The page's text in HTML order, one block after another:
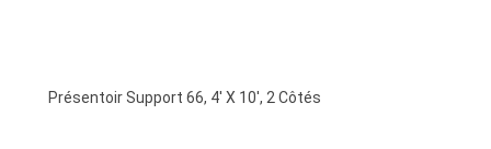
Présentoir Support 66, 4′ X 10′, 2 Côtés